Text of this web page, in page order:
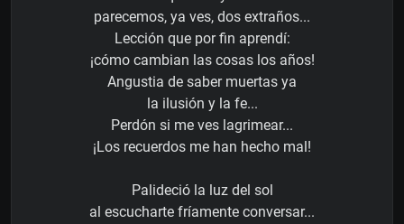
parecemos, ya ves, dos extraños...
Lección que por fin aprendí:
¡cómo cambian las cosas los años!
Angustia de saber muertas ya
la ilusión y la fe...
Perdón si me ves lagrimear...
¡Los recuerdos me han hecho mal!
Palideció la luz del sol
al escucharte fríamente conversar...